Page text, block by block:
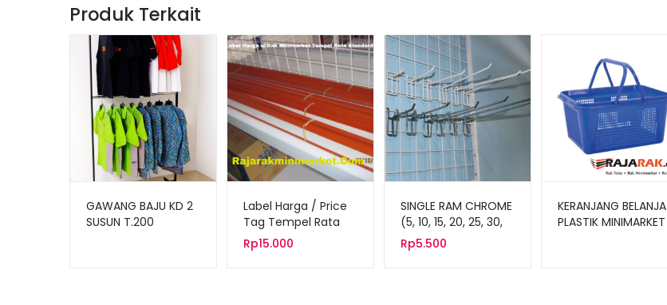
Produk Terkait
GAWANG BAJU KD 2
SUSUN T.200
Label Harga / Price
Tag Tempel Rata
Standard
Rp15.000
SINGLE RAM CHROME
(5, 10, 15, 20, 25, 30,
35 CM)
Rp5.500
KERANJANG BELANJA
PLASTIK MINIMARKET